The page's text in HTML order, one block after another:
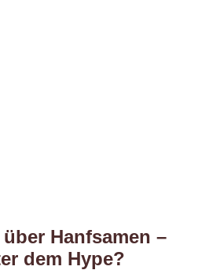
Hanfsamen –
dem Hype?